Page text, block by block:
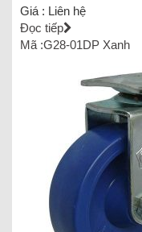
Giá : Liên hệ
Đọc tiếp
Mã :G28-01DP Xanh